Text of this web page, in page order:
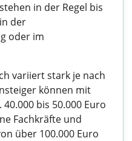
in der Regel bis
der
oder im
variiert stark je nach
können mit
bis 50.000 Euro
Fachkräfte und
über 100.000 Euro